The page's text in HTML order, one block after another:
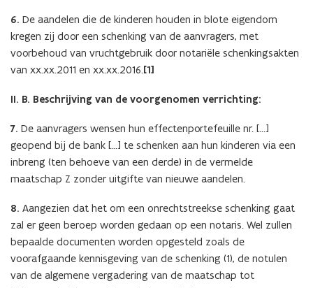
6. De aandelen die de kinderen houden in blote eigendom
kregen zij door een schenking van de aanvragers, met
voorbehoud van vruchtgebruik door notariële schenkingsakten
van xx.xx.2011 en xx.xx.2016.[1]
II. B. Beschrijving van de voorgenomen verrichting:
7. De aanvragers wensen hun effectenportefeuille nr. […]
geopend bij de bank […] te schenken aan hun kinderen via een
inbreng (ten behoeve van een derde) in de vermelde
maatschap Z zonder uitgifte van nieuwe aandelen.
8. Aangezien dat het om een onrechtstreekse schenking gaat
zal er geen beroep worden gedaan op een notaris. Wel zullen
bepaalde documenten worden opgesteld zoals de
voorafgaande kennisgeving van de schenking (1), de notulen
van de algemene vergadering van de maatschap tot